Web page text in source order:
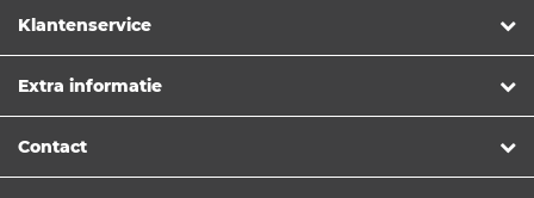
Klantenservice
Extra informatie
Contact